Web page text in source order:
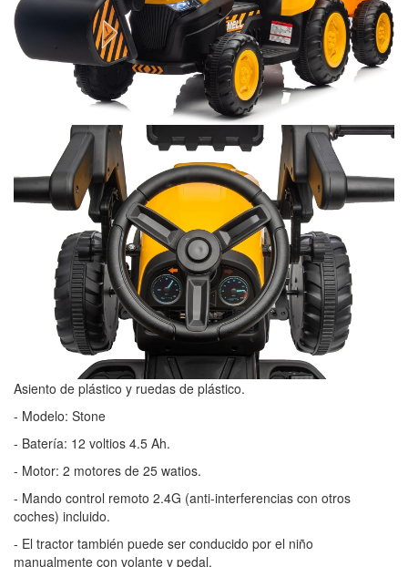
Asiento de plástico y ruedas de plástico.
- Modelo: Stone
- Batería: 12 voltios 4.5 Ah.
- Motor: 2 motores de 25 watios.
- Mando control remoto 2.4G (anti-interferencias con otros
coches) incluido.
- El tractor también puede ser conducido por el niño
manualmente con volante y pedal.